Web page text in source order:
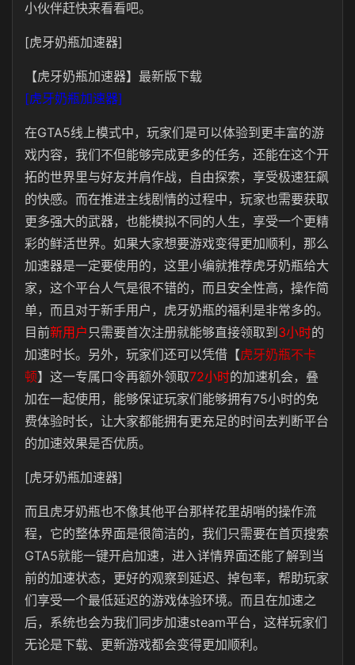
小伙伴赶快来看看吧。
[虎牙奶瓶加速器]
【虎牙奶瓶加速器】最新版下载
[虎牙奶瓶加速器]
在GTA5线上模式中，玩家们是可以体验到更丰富的游
戏内容，我们不但能够完成更多的任务，还能在这个开
拓的世界里与好友并肩作战，自由探索，享受极速狂飙
的快感。而在推进主线剧情的过程中，玩家也需要获取
更多强大的武器，也能模拟不同的人生，享受一个更精
彩的鲜活世界。如果大家想要游戏变得更加顺利，那么
加速器是一定要使用的，这里小编就推荐虎牙奶瓶给大
家，这个平台人气是很不错的，而且安全性高，操作简
单，而且对于新手用户，虎牙奶瓶的福利是非常多的。
目前新用户 只需要首次注册就能够直接领取到 3小时的
加速时长。另外，玩家们还可以凭借【虎牙奶瓶不卡
顿】这一专属口令再额外领取72小时的加速机会，叠
加在一起使用，能够保证玩家们能够拥有75小时的免
费体验时长，让大家都能拥有更充足的时间去判断平台
的加速效果是否优质。
[虎牙奶瓶加速器]
而且虎牙奶瓶也不像其他平台那样花里胡哨的操作流
程，它的整体界面是很简洁的，我们只需要在首页搜索
GTA5就能一键开启加速，进入详情界面还能了解到当
前的加速状态，更好的观察到延迟、掉包率，帮助玩家
们享受一个最低延迟的游戏体验环境。而且在加速之
后，系统也会为我们同步加速steam平台，这样玩家们
无论是下载、更新游戏都会变得更加顺利。